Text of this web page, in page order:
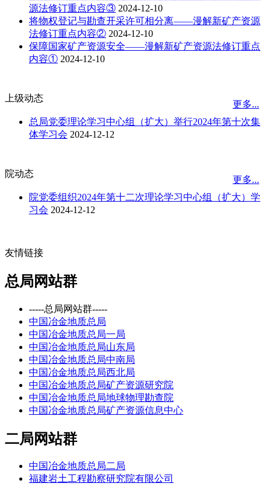
源法修订重点内容③ 2024-12-10
将物权登记与勘查开采许可相分离——漫解新矿产资源
法修订重点内容② 2024-12-10
保障国家矿产资源安全——漫解新矿产资源法修订重点
内容① 2024-12-10
上级动态
更多...
总局党委理论学习中心组（扩大）举行2024年第十次集
体学习会 2024-12-12
院动态
更多...
院党委组织2024年第十二次理论学习中心组（扩大）学
习会 2024-12-12
友情链接
总局网站群
-----总局网站群-----
中国冶金地质总局
中国冶金地质总局一局
中国冶金地质总局山东局
中国冶金地质总局中南局
中国冶金地质总局西北局
中国冶金地质总局矿产资源研究院
中国冶金地质总局地球物理勘查院
中国冶金地质总局矿产资源信息中心
二局网站群
中国冶金地质总局二局
福建岩土工程勘察研究院有限公司